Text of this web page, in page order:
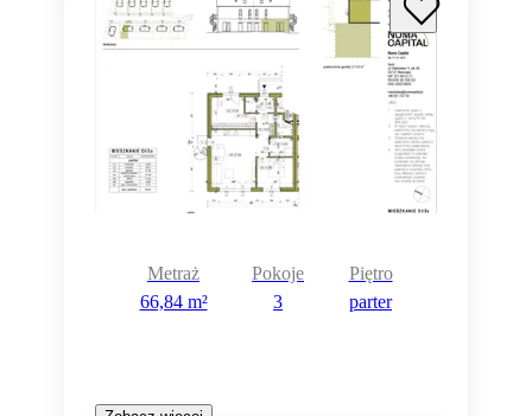
Metraż
66,84 m²
Pokoje
3
Piętro
parter